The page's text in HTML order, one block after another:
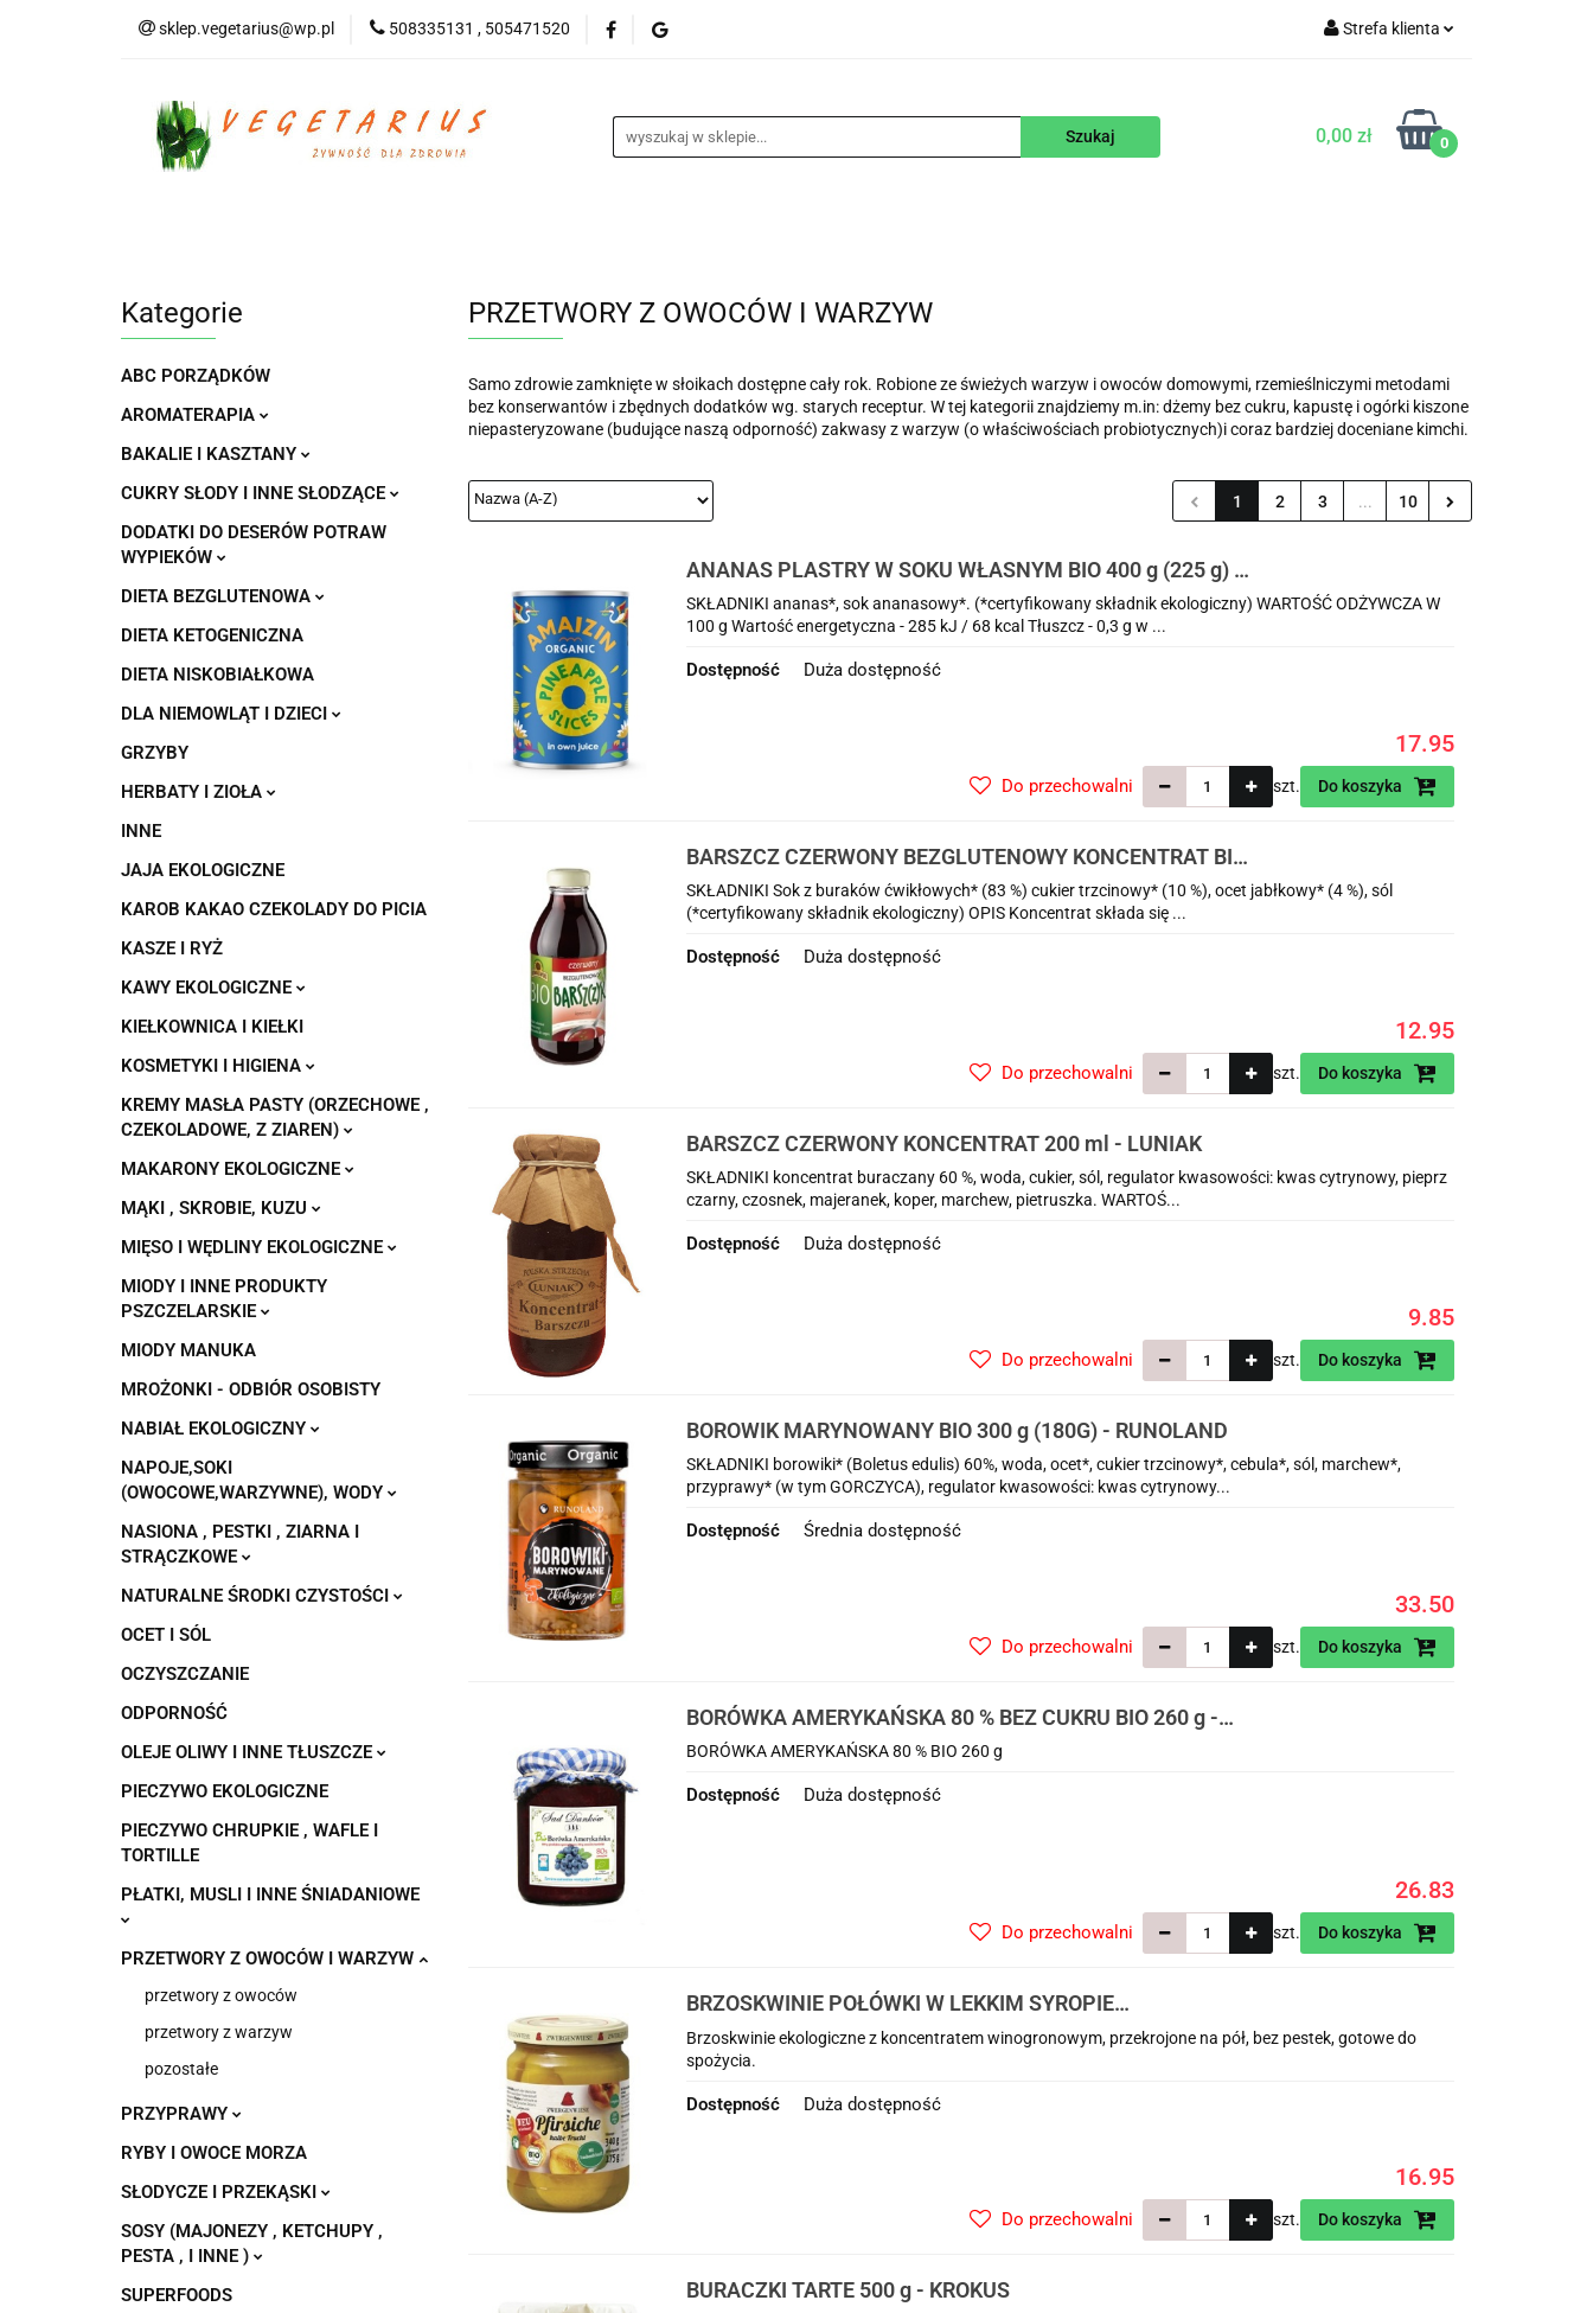
sklep.vegetarius@wp.pl 508335131 , 505471520 Strefa klienta
Zarejestruj się
Dodaj zgłoszenie
0,00 zł 0
KATEGORIE BEZGLUTENOWE
SUPLEMENTY NA ZAMÓWIENIE BLOG
Kategorie
ABC PORZĄDKÓW
AROMATERAPIA
BAKALIE I KASZTANY
CUKRY SŁODY I INNE SŁODZĄCE
DODATKI DO DESERÓW POTRAW
WYPIEKÓW
DIETA BEZGLUTENOWA
DIETA KETOGENICZNA
DIETA NISKOBIAŁKOWA
DLA NIEMOWLĄT I DZIECI
GRZYBY
HERBATY I ZIOŁA
INNE
JAJA EKOLOGICZNE
KAROB KAKAO CZEKOLADY DO PICIA
KASZE I RYŻ
KAWY EKOLOGICZNE
KIEŁKOWNICA I KIEŁKI
KOSMETYKI I HIGIENA
KREMY MASŁA PASTY (ORZECHOWE ,
CZEKOLADOWE, Z ZIAREN)
MAKARONY EKOLOGICZNE
MĄKI , SKROBIE, KUZU
MIĘSO I WĘDLINY EKOLOGICZNE
MIODY I INNE PRODUKTY
PSZCZELARSKIE
MIODY MANUKA
MROŻONKI - ODBIÓR OSOBISTY
NABIAŁ EKOLOGICZNY
NAPOJE,SOKI
(OWOCOWE,WARZYWNE), WODY
NASIONA , PESTKI , ZIARNA I
STRĄCZKOWE
NATURALNE ŚRODKI CZYSTOŚCI
OCET I SÓL
OCZYSZCZANIE
ODPORNOŚĆ
OLEJE OLIWY I INNE TŁUSZCZE
PIECZYWO EKOLOGICZNE
PIECZYWO CHRUPKIE , WAFLE I
TORTILLE
PŁATKI, MUSLI I INNE ŚNIADANIOWE
PRZETWORY Z OWOCÓW I WARZYW
przetwory z owoców
przetwory z warzyw
pozostałe
PRZYPRAWY
RYBY I OWOCE MORZA
SŁODYCZE I PRZEKĄSKI
SOSY (MAJONEZY , KETCHUPY ,
PESTA , I INNE )
SUPERFOODS
PRZETWORY Z OWOCÓW I WARZYW
Samo zdrowie zamknięte w słoikach dostępne cały rok. Robione ze świeżych warzyw i owoców domowymi, rzemieślniczymi metodami
bez konserwantów i zbędnych dodatków wg. starych receptur. W tej kategorii znajdziemy m.in: dżemy bez cukru, kapustę i ogórki kiszone
niepasteryzowane (budujące naszą odporność) zakwasy z warzyw (o właściwościach probiotycznych)i coraz bardziej doceniane kimchi.
1 2 3 ... 10
ANANAS PLASTRY W SOKU WŁASNYM BIO 400 g (225 g) -
AMAIZIN
SKŁADNIKI ananas*, sok ananasowy*. (*certyfikowany składnik ekologiczny) WARTOŚĆ ODŻYWCZA W
100 g Wartość energetyczna - 285 kJ / 68 kcal Tłuszcz - 0,3 g w ...
Dostępność Duża dostępność
17.95
szt. Do koszyka
Do przechowalni
BARSZCZ CZERWONY BEZGLUTENOWY KONCENTRAT BIO
320 ml - KOWALEWSKI
SKŁADNIKI Sok z buraków ćwikłowych* (83 %) cukier trzcinowy* (10 %), ocet jabłkowy* (4 %), sól
(*certyfikowany składnik ekologiczny) OPIS Koncentrat składa się ...
Dostępność Duża dostępność
12.95
szt. Do koszyka
Do przechowalni
BARSZCZ CZERWONY KONCENTRAT 200 ml - LUNIAK
SKŁADNIKI koncentrat buraczany 60 %, woda, cukier, sól, regulator kwasowości: kwas cytrynowy, pieprz
czarny, czosnek, majeranek, koper, marchew, pietruszka. WARTOŚ...
Dostępność Duża dostępność
9.85
szt. Do koszyka
Do przechowalni
BOROWIK MARYNOWANY BIO 300 g (180G) - RUNOLAND
SKŁADNIKI borowiki* (Boletus edulis) 60%, woda, ocet*, cukier trzcinowy*, cebula*, sól, marchew*,
przyprawy* (w tym GORCZYCA), regulator kwasowości: kwas cytrynowy...
Dostępność Średnia dostępność
33.50
szt. Do koszyka
Do przechowalni
BORÓWKA AMERYKAŃSKA 80 % BEZ CUKRU BIO 260 g -
SAD DANKÓW
BORÓWKA AMERYKAŃSKA 80 % BIO 260 g
Dostępność Duża dostępność
26.83
szt. Do koszyka
Do przechowalni
BRZOSKWINIE POŁÓWKI W LEKKIM SYROPIE
BEZGLUTENOWE BIO 340 g (175 g) (SŁOIK) -
ZWERGENWIESE
Brzoskwinie ekologiczne z koncentratem winogronowym, przekrojone na pół, bez pestek, gotowe do
spożycia.
Dostępność Duża dostępność
16.95
szt. Do koszyka
Do przechowalni
BURACZKI TARTE 500 g - KROKUS